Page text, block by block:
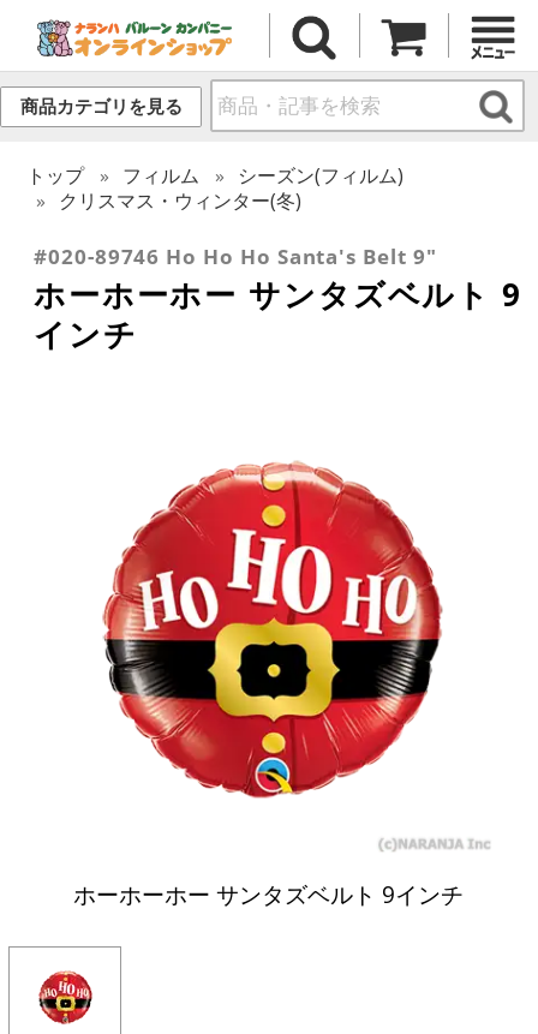
商品カテゴリを見る
トップ フィルム
シーズン(フィルム)
クリスマス・ウィンター(冬)
#020-89746 Ho Ho Ho Santa's Belt 9"
ホーホーホー サンタズベルト 9
インチ
ホーホーホー サンタズベルト 9インチ